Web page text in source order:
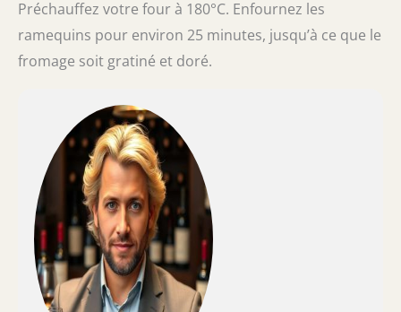
Préchauffez votre four à 180°C. Enfournez les
ramequins pour environ 25 minutes, jusqu’à ce que le
fromage soit gratiné et doré.